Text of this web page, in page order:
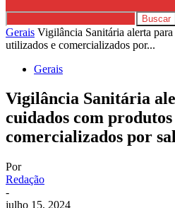
Gerais Vigilância Sanitária alerta
utilizados e comercializados por...
Gerais
Vigilância Sanitária
cuidados com
comercializados por
Por
Redação
-
julho 15, 2024